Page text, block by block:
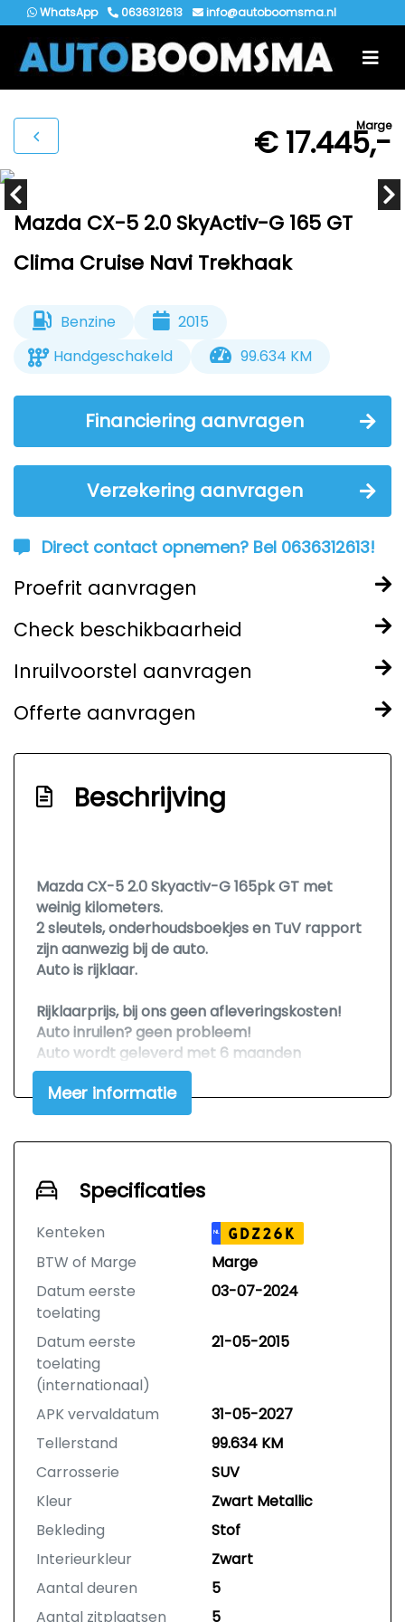
WhatsApp 0636312613 info@autoboomsma.nl
Marge
€ 17.445,-
Mazda CX-5 2.0 SkyActiv-G 165 GT
Clima Cruise Navi Trekhaak
Benzine
2015
Handgeschakeld
99.634 KM
Financiering aanvragen
Verzekering aanvragen
Direct contact opnemen? Bel 0636312613!
Proefrit aanvragen
Check beschikbaarheid
Inruilvoorstel aanvragen
Offerte aanvragen
Beschrijving
Mazda CX-5 2.0 Skyactiv-G 165pk GT met
weinig kilometers.
2 sleutels, onderhoudsboekjes en TuV rapport
zijn aanwezig bij de auto.
Auto is rijklaar.
Rijklaarprijs, bij ons geen afleveringskosten!
Auto inruilen? geen probleem!
Auto wordt geleverd met 6 maanden
AutoBoomsma Garantie.
Auto financieren? Wij verzorgen het.
U vind ons bij Vakgarage Bouma & Sepp
Burgum (wij delen het terrein en de
Meer informatie
Specificaties
Kenteken NL GDZ26K
BTW of Marge
Marge
Datum eerste
toelating
03-07-2024
Datum eerste
toelating
(internationaal)
21-05-2015
APK vervaldatum
31-05-2027
Tellerstand
99.634 KM
Carrosserie
SUV
Kleur
Zwart Metallic
Bekleding
Stof
Interieurkleur
Zwart
Aantal deuren
5
Aantal zitplaatsen
5